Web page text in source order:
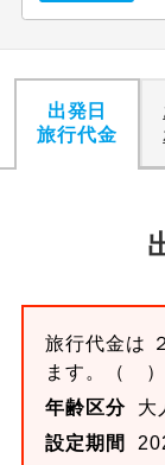
出発日
旅行代金
旅行代金は
ます。
（ ）
年齢区分
大
設定期間